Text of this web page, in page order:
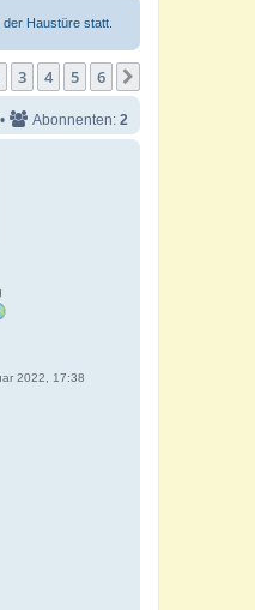
Haustüre statt.
3 4 5 6
• Abonnenten: 2
2022, 17:38